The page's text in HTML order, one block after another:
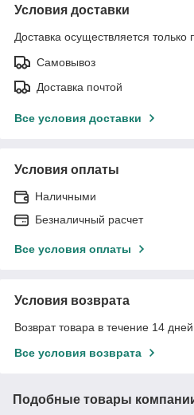
Условия доставки
Доставка осуществляется только
Самовывоз
Доставка почтой
Все условия доставки
Условия оплаты
Наличными
Безналичный расчет
Все условия оплаты
Условия возврата
Возврат товара в течение 14
Все условия возврата
Подобные товары